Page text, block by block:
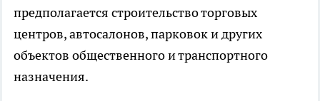
предполагается строительство торговых
центров, автосалонов, парковок и других
объектов общественного и транспортного
назначения.